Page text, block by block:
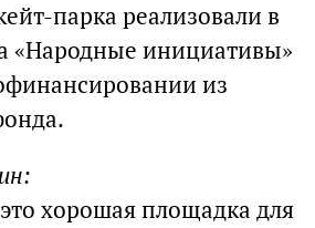
парка реализовали в
«Народные инициативы»
из
хорошая площадка для